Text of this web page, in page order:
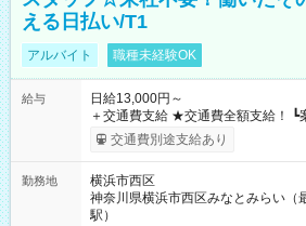
える日払い/T1
アルバイト 職種未経験OK
給与
日給13,000円～
＋交通費支給 ★交通費全額支給！ ┗案件により規定あり ★日払
いOK！（規定あり） ┗働いたその
ンビニATMから 日払い分を引き落とせます！ 【
交通費別途支給あり
勤務地
横浜市西区
神奈川県横浜市西区みなとみらい（
駅）